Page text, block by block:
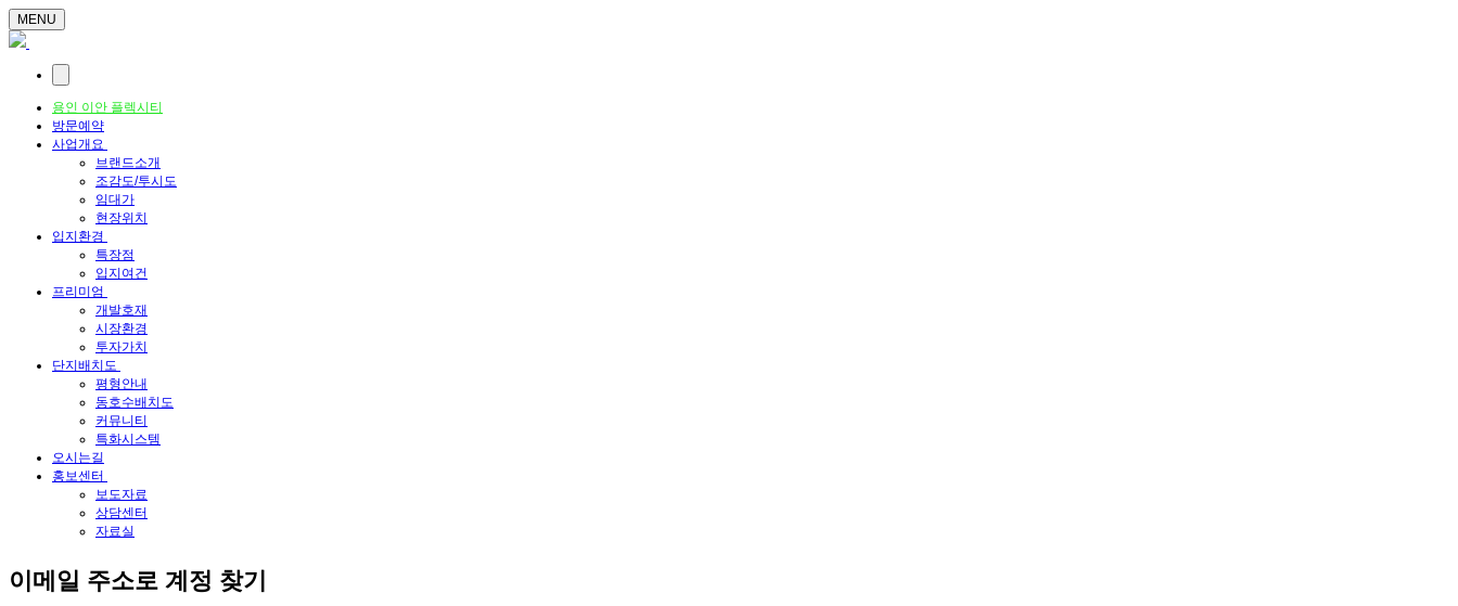
MENU
용인 이안 플렉시티
방문예약
사업개요
브랜드소개
조감도/투시도
임대가
현장위치
입지환경
특장점
입지여건
프리미엄
개발호재
시장환경
투자가치
단지배치도
평형안내
동호수배치도
커뮤니티
특화시스템
오시는길
홍보센터
보도자료
상담센터
자료실
이메일 주소로 계정 찾기